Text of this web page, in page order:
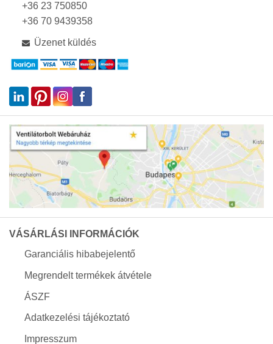
+36 23 750850
+36 70 9439358
Üzenet küldés
VÁSÁRLÁSI INFORMÁCIÓK
Garanciális hibabejelentő
Megrendelt termékek átvétele
ÁSZF
Adatkezelési tájékoztató
Impresszum